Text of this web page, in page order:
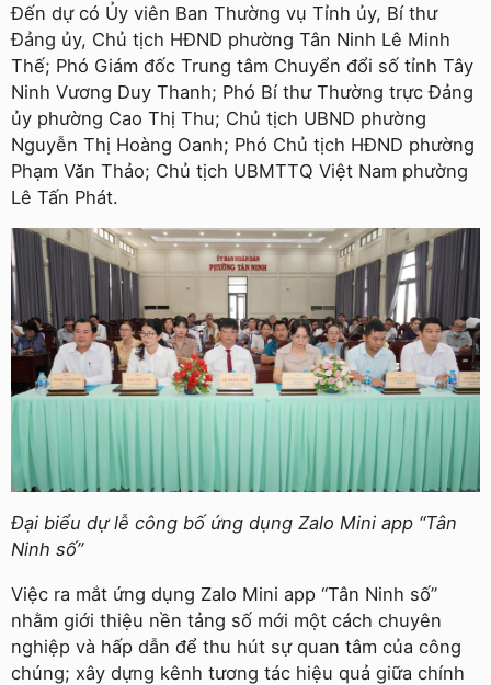
Đến dự có Ủy viên Ban Thường vụ Tỉnh ủy, Bí thư
Đảng ủy, Chủ tịch HĐND phường Tân Ninh Lê Minh
Thế; Phó Giám đốc Trung tâm Chuyển đổi số tỉnh Tây
Ninh Vương Duy Thanh; Phó Bí thư Thường trực Đảng
ủy phường Cao Thị Thu; Chủ tịch UBND phường
Nguyễn Thị Hoàng Oanh; Phó Chủ tịch HĐND phường
Phạm Văn Thảo; Chủ tịch UBMTTQ Việt Nam phường
Lê Tấn Phát.
Đại biểu dự lễ công bố ứng dụng Zalo Mini app “Tân
Ninh số”
Việc ra mắt ứng dụng Zalo Mini app “Tân Ninh số”
nhằm giới thiệu nền tảng số mới một cách chuyên
nghiệp và hấp dẫn để thu hút sự quan tâm của công
chúng; xây dựng kênh tương tác hiệu quả giữa chính